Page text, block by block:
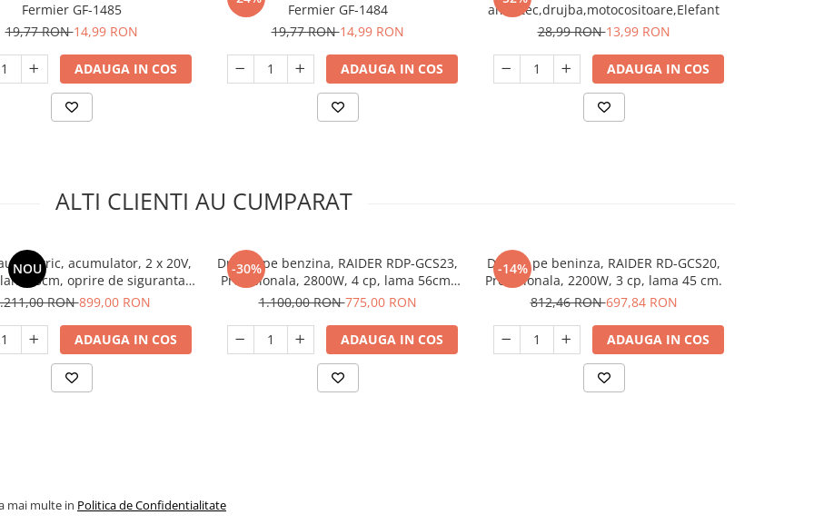
Fermier GF-1485
19,77 RON14,99 RON
ADAUGA IN COS
Fermier GF-1484
19,77 RON14,99 RON
ADAUGA IN COS
amestec,drujba,motocositoare,Elefant
28,99 RON13,99 RON
ADAUGA IN COS
ALTI CLIENTI AU CUMPARAT
NOU
electric, acumulator, 2 x 20V,
35cm, oprire de siguranta,
Yamamoto YM.116
RON899,00 RON
ADAUGA IN COS
-30%
Drujba pe benzina, RAIDER RDP-GCS23,
Profesionala, 2800W, 4 cp, lama 56cm,
58cm3
1.100,00 RON775,00 RON
ADAUGA IN COS
-14%
Drujba pe beninza, RAIDER RD-GCS20,
Profesionala, 2200W, 3 cp, lama 45 cm.
812,46 RON697,84 RON
ADAUGA IN COS
mai multe in Politica de Confidentialitate